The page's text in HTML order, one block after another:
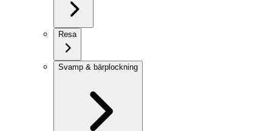
Resa
Svamp & bärplockning